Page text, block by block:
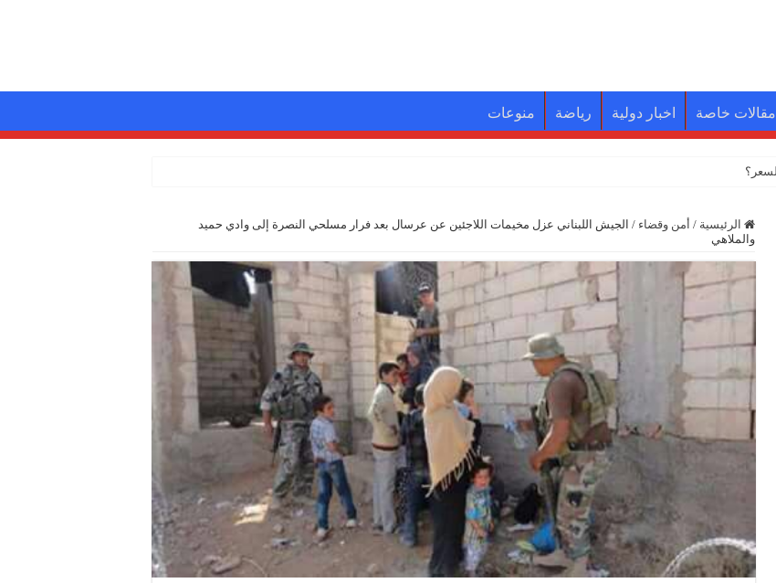
مقالات خاصة اخبار دولية رياضة منوعات
الرئيسية / أمن وقضاء / الجيش اللبناني عزل مخيمات اللاجئين عن عرسال بعد فرار مسلحي النصرة إلى وادي حميد
والملاهي